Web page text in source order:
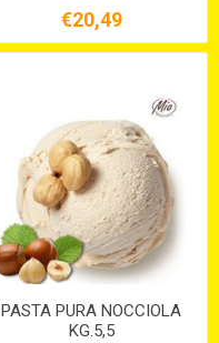
€20,49
PASTA PURA NOCCIOLA
KG.5,5